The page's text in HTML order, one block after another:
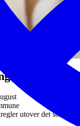
utover det som står i